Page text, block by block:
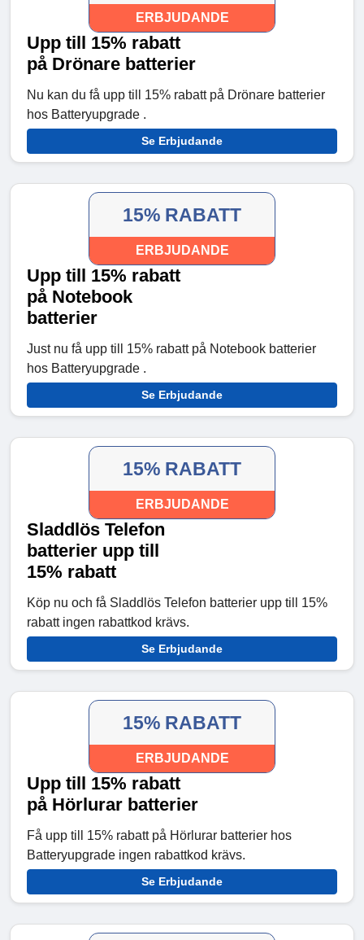
ERBJUDANDE
Upp till 15% rabatt
på Drönare batterier
Nu kan du få upp till 15% rabatt på Drönare batterier
hos Batteryupgrade .
Se Erbjudande
15% RABATT
ERBJUDANDE
Upp till 15% rabatt
på Notebook
batterier
Just nu få upp till 15% rabatt på Notebook batterier
hos Batteryupgrade .
Se Erbjudande
15% RABATT
ERBJUDANDE
Sladdlös Telefon
batterier upp till
15% rabatt
Köp nu och få Sladdlös Telefon batterier upp till 15%
rabatt ingen rabattkod krävs.
Se Erbjudande
15% RABATT
ERBJUDANDE
Upp till 15% rabatt
på Hörlurar batterier
Få upp till 15% rabatt på Hörlurar batterier hos
Batteryupgrade ingen rabattkod krävs.
Se Erbjudande